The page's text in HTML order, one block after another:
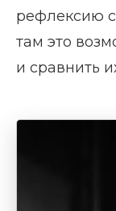
рефлексию
там это
и сравнить